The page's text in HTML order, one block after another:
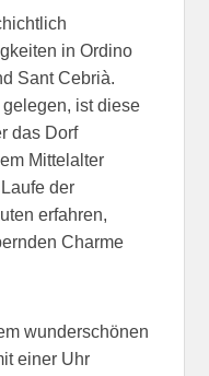
in Ordino
Sant Cebrià.
ist diese
das Dorf
Mittelalter
der
erfahren,
Charme
wunderschönen
einer Uhr